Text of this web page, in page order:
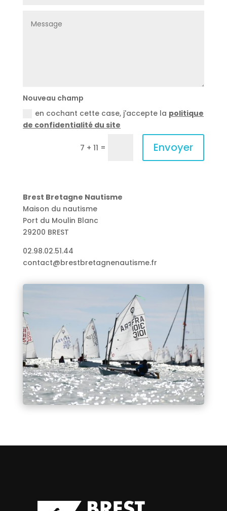
Nouveau champ
en cochant cette case, j'accepte la politique
de confidentialité du site
7 + 11 = Envoyer
Brest Bretagne Nautisme
Maison du nautisme
Port du Moulin Blanc
29200 BREST
02.98.02.51.44
contact@brestbretagnenautisme.fr